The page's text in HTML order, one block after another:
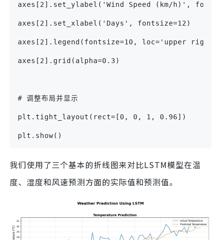
axes[2].set_ylabel('Wind Speed (km/h)',
axes[2].set_xlabel('Days', fontsize=12)
axes[2].legend(fontsize=10, loc='upper
axes[2].grid(alpha=0.3)
# 调整布局并显示
plt.tight_layout(rect=[0, 0, 1, 0.96])
plt.show()
我们使用了三个基本的折线图来对比LSTM模型在温
度、湿度和风速预测方面的实际值和预测值。